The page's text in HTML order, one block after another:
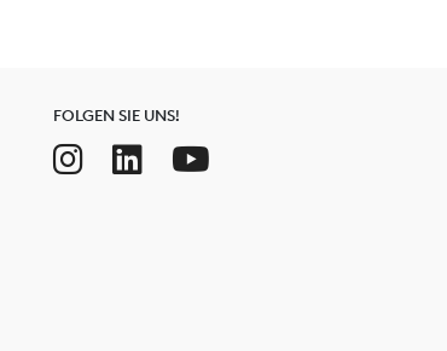
FOLGEN SIE UNS!